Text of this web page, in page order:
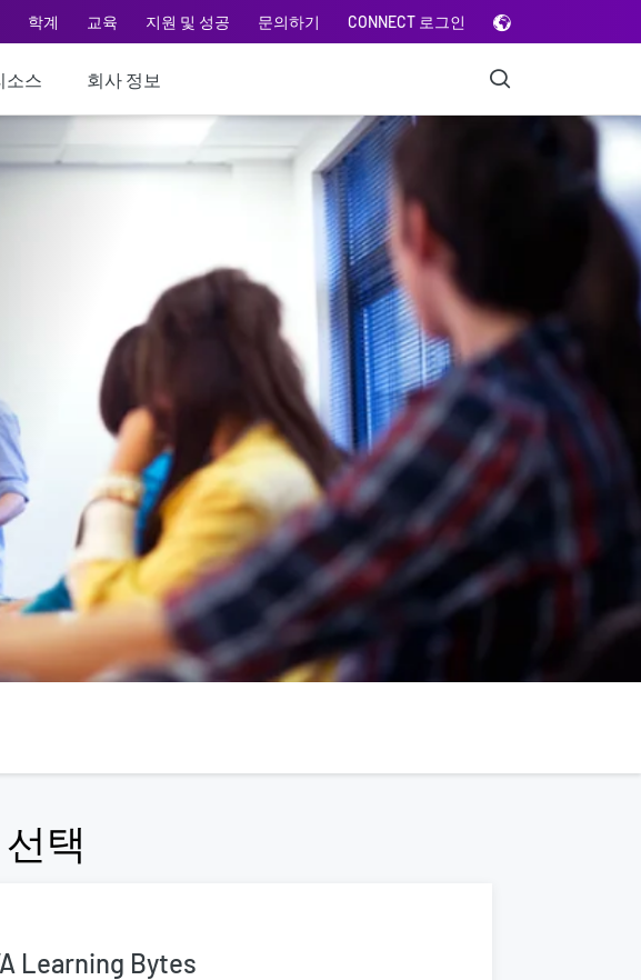
학계 교육 지원 및 성공 문의하기 CONNECT 로그인
소스 회사 정보
택
Learning Bytes